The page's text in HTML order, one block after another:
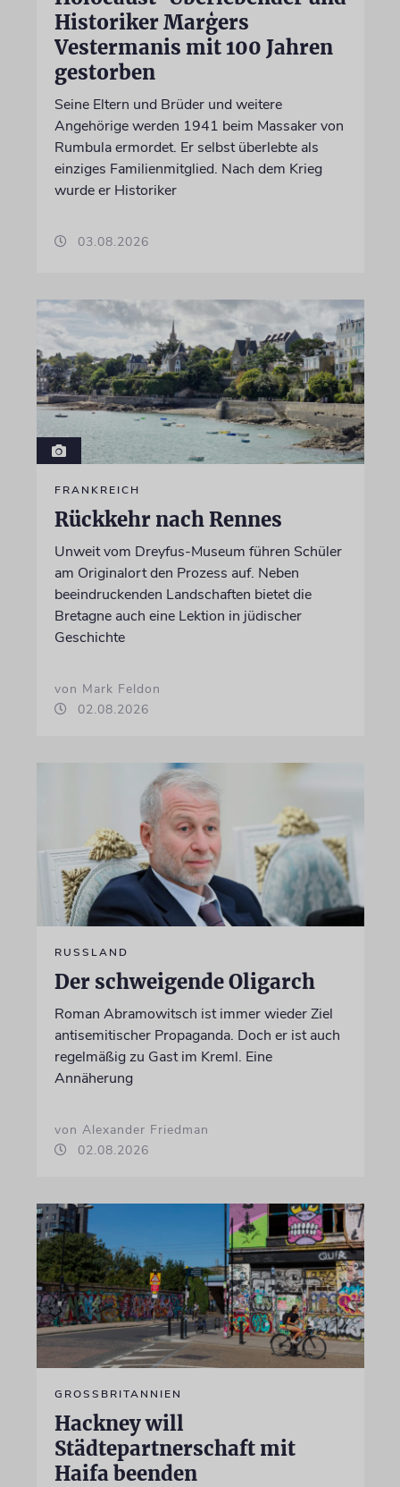
Historiker Marģers
Vestermanis mit 100 Jahren
gestorben
Seine Eltern und Brüder und weitere
Angehörige werden 1941 beim Massaker von
Rumbula ermordet. Er selbst überlebte als
einziges Familienmitglied. Nach dem Krieg
wurde er Historiker
03.08.2026
FRANKREICH
Rückkehr nach Rennes
Unweit vom Dreyfus-Museum führen Schüler
am Originalort den Prozess auf. Neben
beeindruckenden Landschaften bietet die
Bretagne auch eine Lektion in jüdischer
Geschichte
von Mark Feldon
02.08.2026
RUSSLAND
Der schweigende Oligarch
Roman Abramowitsch ist immer wieder Ziel
antisemitischer Propaganda. Doch er ist auch
regelmäßig zu Gast im Kreml. Eine
Annäherung
von Alexander Friedman
02.08.2026
GROSSBRITANNIEN
Hackney will
Städtepartnerschaft mit
Haifa beenden